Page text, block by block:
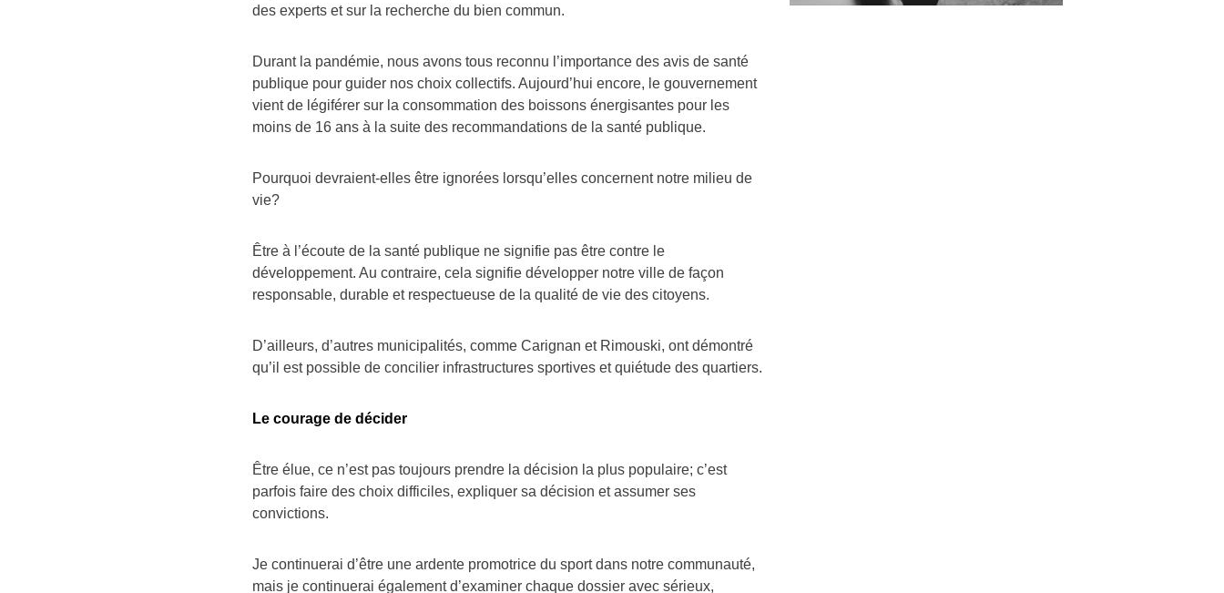
des experts et sur la recherche du bien commun.
Durant la pandémie, nous avons tous reconnu l’importance des avis de santé
publique pour guider nos choix collectifs. Aujourd’hui encore, le gouvernement
vient de légiférer sur la consommation des boissons énergisantes pour les
moins de 16 ans à la suite des recommandations de la santé publique.
Pourquoi devraient-elles être ignorées lorsqu’elles concernent notre milieu de
vie?
Être à l’écoute de la santé publique ne signifie pas être contre le
développement. Au contraire, cela signifie développer notre ville de façon
responsable, durable et respectueuse de la qualité de vie des citoyens.
D’ailleurs, d’autres municipalités, comme Carignan et Rimouski, ont démontré
qu’il est possible de concilier infrastructures sportives et quiétude des quartiers.
Le courage de décider
Être élue, ce n’est pas toujours prendre la décision la plus populaire; c’est
parfois faire des choix difficiles, expliquer sa décision et assumer ses
convictions.
Je continuerai d’être une ardente promotrice du sport dans notre communauté,
mais je continuerai également d’examiner chaque dossier avec sérieux,